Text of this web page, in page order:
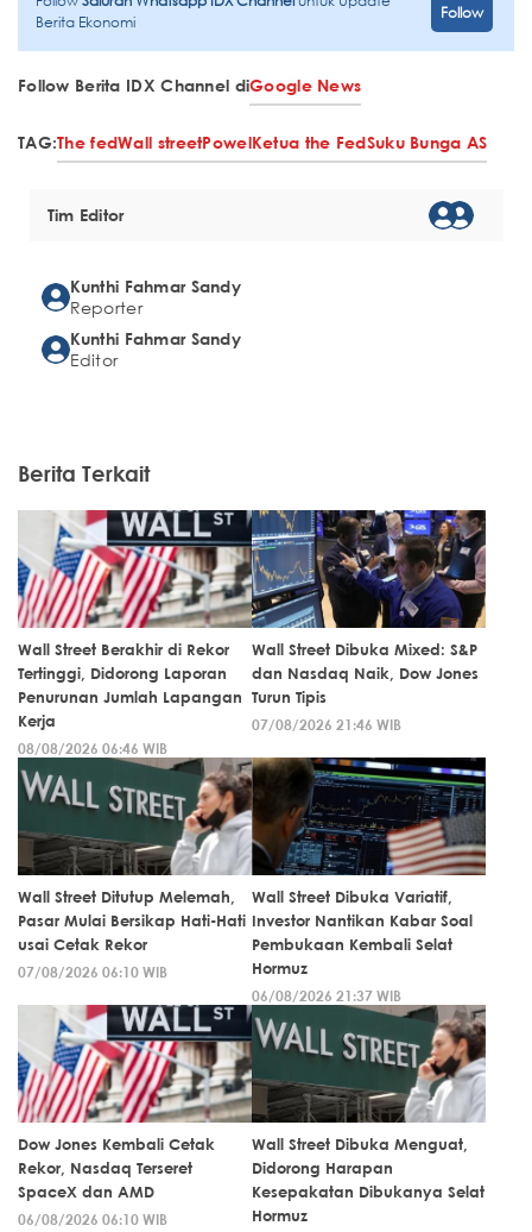
Berita Ekonomi
Follow
Follow Berita IDX Channel diGoogle News
TAG:The fedWall streetPowelKetua the FedSuku Bunga AS
Tim Editor
Kunthi Fahmar Sandy
Reporter
Kunthi Fahmar Sandy
Editor
Berita Terkait
Wall Street Berakhir di Rekor
Tertinggi, Didorong Laporan
Penurunan Jumlah Lapangan
Kerja
08/08/2026 06:46 WIB
Wall Street Dibuka Mixed: S&P
dan Nasdaq Naik, Dow Jones
Turun Tipis
07/08/2026 21:46 WIB
Wall Street Ditutup Melemah,
Pasar Mulai Bersikap Hati-Hati
usai Cetak Rekor
07/08/2026 06:10 WIB
Wall Street Dibuka Variatif,
Investor Nantikan Kabar Soal
Pembukaan Kembali Selat
Hormuz
06/08/2026 21:37 WIB
Dow Jones Kembali Cetak
Rekor, Nasdaq Terseret
SpaceX dan AMD
06/08/2026 06:10 WIB
Wall Street Dibuka Menguat,
Didorong Harapan
Kesepakatan Dibukanya Selat
Hormuz